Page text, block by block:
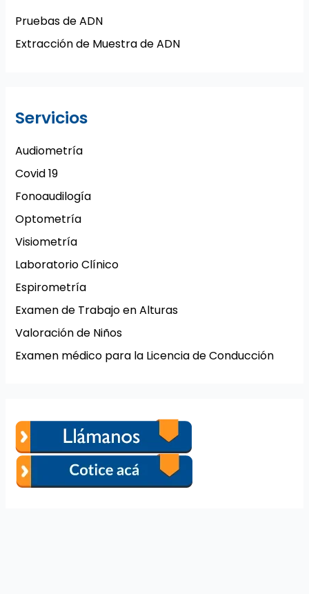
Pruebas de ADN
Extracción de Muestra de ADN
Servicios
Audiometría
Covid 19
Fonoaudilogía
Optometría
Visiometría
Laboratorio Clínico
Espirometría
Examen de Trabajo en Alturas
Valoración de Niños
Examen médico para la Licencia de Conducción